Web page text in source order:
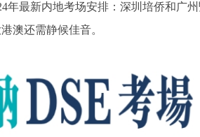
年最新内地考场安排：深圳培侨和广
澳还需静候佳音。